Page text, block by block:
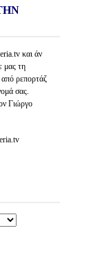
και άν
μας τη
ρεπορτάζ
σας.
Γιώργο